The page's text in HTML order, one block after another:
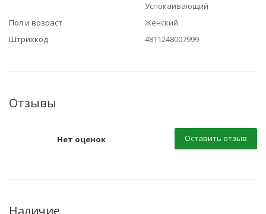
Успокаивающий
Пол и возраст
Женский
Штрихкод
4811248007999
Отзывы
Нет оценок Оставить отзыв
Наличие